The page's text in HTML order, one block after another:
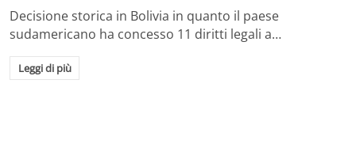
Decisione storica in Bolivia in quanto il paese
sudamericano ha concesso 11 diritti legali a…
Leggi di più